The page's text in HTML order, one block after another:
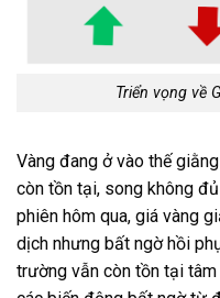
Triển vọng về
Vàng đang ở vào thế
còn tồn tại, song không
phiên hôm qua, giá vàng
dịch nhưng bất ngờ hồi
trường vẫn còn tồn tại